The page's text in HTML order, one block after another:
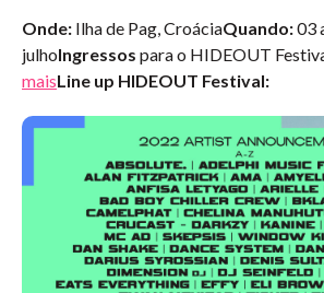
Onde: Ilha de Pag, CroáciaQuando:03
julhoIngressos para o HIDEOUT
maisLine up HIDEOUT Festival: